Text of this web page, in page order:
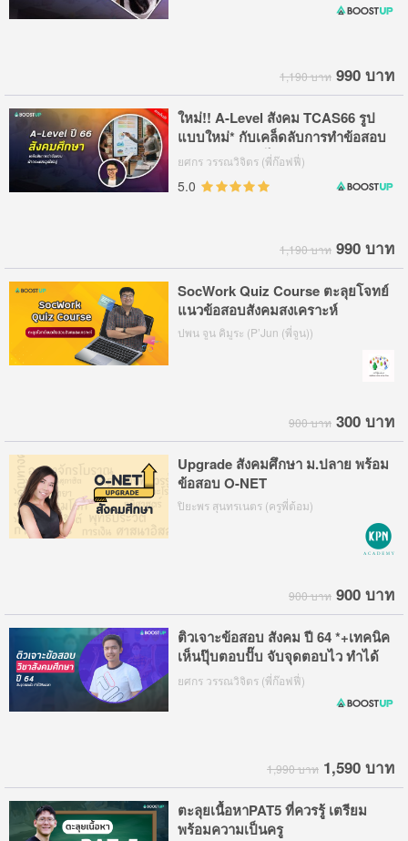
1,190 บาท 990 บาท
ใหม่!! A-Level สังคม TCAS66 รูป
แบบใหม่* กับเคล็ดลับการทำข้อสอบ
ฟ้าดคะแนนฉุดไม่อยู่
ยศกร วรรณวิจิตร (พี่ก๊อฟฟี่)
5.0
1,190 บาท 990 บาท
SocWork Quiz Course ตะลุยโจทย์
แนวข้อสอบสังคมสงเคราะห์
ปพน จูน คิมูระ (P’Jun (พี่จูน))
900 บาท 300 บาท
Upgrade สังคมศึกษา ม.ปลาย พร้อม
ข้อสอบ O-NET
ปิยะพร สุนทรเนตร (ครูพี่ต้อม)
900 บาท 900 บาท
ติวเจาะข้อสอบ สังคม ปี 64 *+เทคนิค
เห็นปุ๊บตอบปั๊บ จับจุดตอบไว ทำได้
ทันเวลา
ยศกร วรรณวิจิตร (พี่ก๊อฟฟี่)
1,990 บาท 1,590 บาท
ตะลุยเนื้อหาPAT5 ที่ควรรู้ เตรียม
พร้อมความเป็นครู